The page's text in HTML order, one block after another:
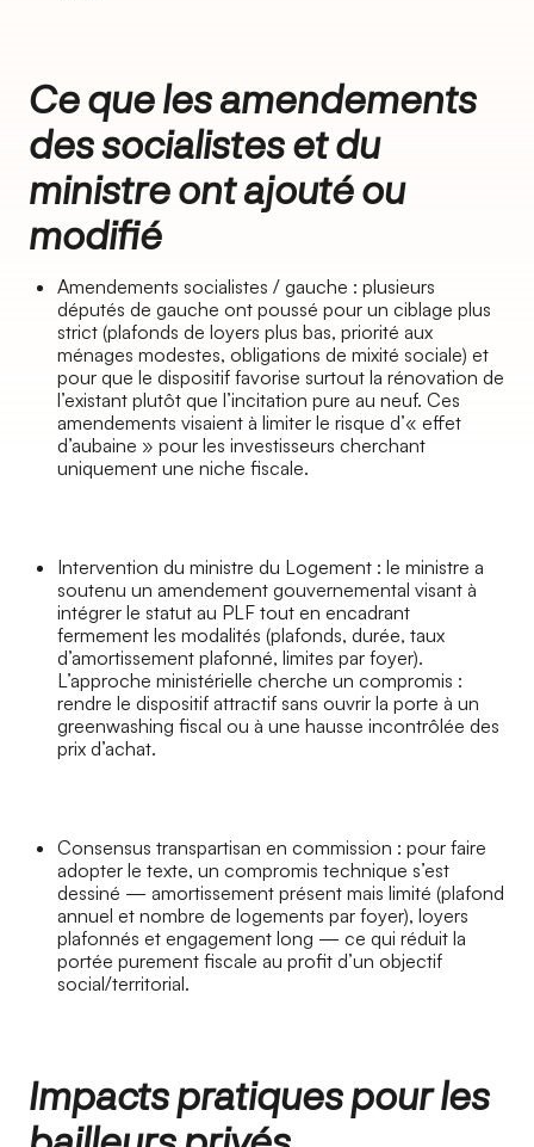
Ce que les amendements
des socialistes et du
ministre ont ajouté ou
modifié
Amendements socialistes / gauche : plusieurs
députés de gauche ont poussé pour un ciblage plus
strict (plafonds de loyers plus bas, priorité aux
ménages modestes, obligations de mixité sociale) et
pour que le dispositif favorise surtout la rénovation de
l’existant plutôt que l’incitation pure au neuf. Ces
amendements visaient à limiter le risque d’« effet
d’aubaine » pour les investisseurs cherchant
uniquement une niche fiscale.
Intervention du ministre du Logement : le ministre a
soutenu un amendement gouvernemental visant à
intégrer le statut au PLF tout en encadrant
fermement les modalités (plafonds, durée, taux
d’amortissement plafonné, limites par foyer).
L’approche ministérielle cherche un compromis :
rendre le dispositif attractif sans ouvrir la porte à un
greenwashing fiscal ou à une hausse incontrôlée des
prix d’achat.
Consensus transpartisan en commission : pour faire
adopter le texte, un compromis technique s’est
dessiné — amortissement présent mais limité (plafond
annuel et nombre de logements par foyer), loyers
plafonnés et engagement long — ce qui réduit la
portée purement fiscale au profit d’un objectif
social/territorial.
Impacts pratiques pour les